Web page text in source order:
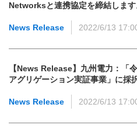
Networksと連携協定を締結します
News Release 2022/6/13
【News Release】九州電力：「
アグリゲーション実証事業」に採
News Release 2022/6/13